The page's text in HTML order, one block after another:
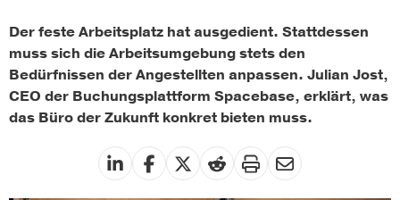
Der feste Arbeitsplatz hat ausgedient. Stattdessen
muss sich die Arbeitsumgebung stets den
Bedürfnissen der Angestellten anpassen. Julian Jost,
CEO der Buchungsplattform Spacebase, erklärt, was
das Büro der Zukunft konkret bieten muss.